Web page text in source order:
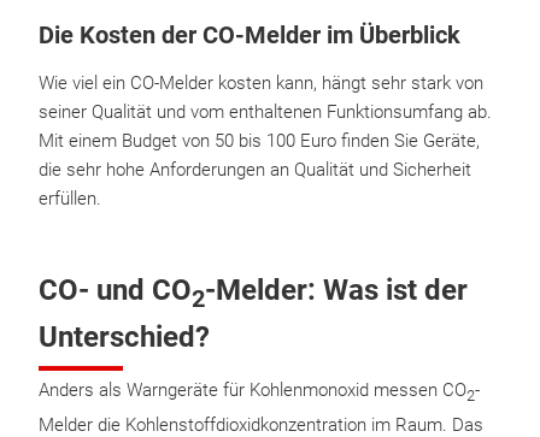
Die Kosten der CO-Melder im Überblick
Wie viel ein CO-Melder kosten kann, hängt sehr stark von
seiner Qualität und vom enthaltenen Funktionsumfang ab.
Mit einem Budget von 50 bis 100 Euro finden Sie Geräte,
die sehr hohe Anforderungen an Qualität und Sicherheit
erfüllen.
CO- und CO2-Melder: Was ist der
Unterschied?
Anders als Warngeräte für Kohlenmonoxid messen CO2-
Melder die Kohlenstoffdioxidkonzentration im Raum. Das